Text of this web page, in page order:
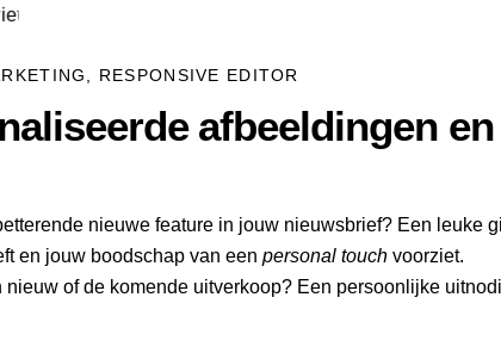
, RESPONSIVE EDITOR
afbeeldingen
nieuwe feature in jouw nieuwsbrief? Een leuke
en jouw boodschap van een personal touch voorziet.
of de komende uitverkoop? Een persoonlijke